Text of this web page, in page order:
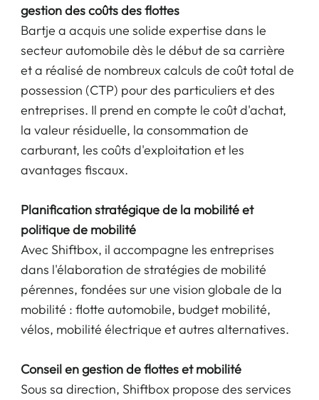
gestion des coûts des flottes
Bartje a acquis une solide expertise dans le
secteur automobile dès le début de sa carrière
et a réalisé de nombreux calculs de coût total de
possession (CTP) pour des particuliers et des
entreprises. Il prend en compte le coût d'achat,
la valeur résiduelle, la consommation de
carburant, les coûts d'exploitation et les
avantages fiscaux.
Planification stratégique de la mobilité et
politique de mobilité
Avec Shiftbox, il accompagne les entreprises
dans l'élaboration de stratégies de mobilité
pérennes, fondées sur une vision globale de la
mobilité : flotte automobile, budget mobilité,
vélos, mobilité électrique et autres alternatives.
Conseil en gestion de flottes et mobilité
Sous sa direction, Shiftbox propose des services